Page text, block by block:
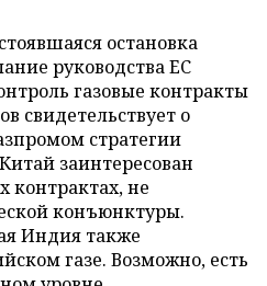
остановка
руководства ЕС
газовые контракты
свидетельствует о
стратегии
заинтересован
контрактах, не
конъюнктуры.
Индия также
газе. Возможно, есть